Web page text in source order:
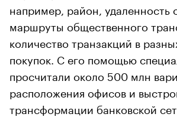
например, район, удаленность
маршруты общественного
количество транзакций в
покупок. С его помощью
просчитали около 500 млн
расположения офисов и
трансформации банковской